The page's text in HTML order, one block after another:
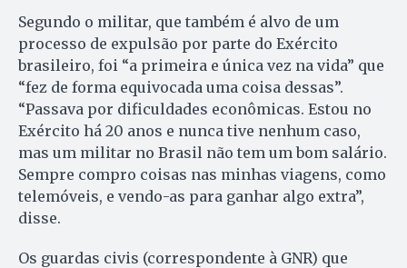
Segundo o militar, que também é alvo de um
processo de expulsão por parte do Exército
brasileiro, foi “a primeira e única vez na vida” que
“fez de forma equivocada uma coisa dessas”.
“Passava por dificuldades econômicas. Estou no
Exército há 20 anos e nunca tive nenhum caso,
mas um militar no Brasil não tem um bom salário.
Sempre compro coisas nas minhas viagens, como
telemóveis, e vendo-as para ganhar algo extra”,
disse.
Os guardas civis (correspondente à GNR) que